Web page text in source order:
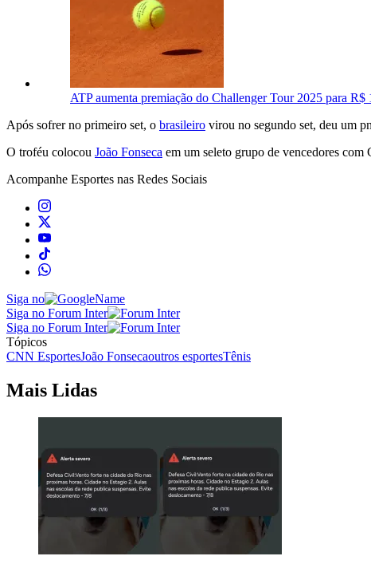
ATP aumenta premiação do Challenger Tour 2025 para R$
Após sofrer no primeiro set, o brasileiro virou no segundo set, deu um
O troféu colocou João Fonseca em um seleto grupo de vencedores
Acompanhe Esportes nas Redes Sociais
Siga no
Siga no Forum Inter
Siga no Forum Inter
Tópicos
CNN EsportesJoão Fonsecaoutros esportesTênis
Mais Lidas